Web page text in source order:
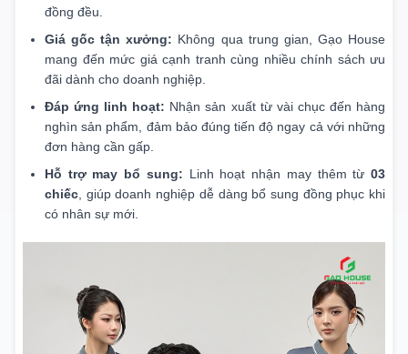
đồng đều.
Giá gốc tận xưởng: Không qua trung gian, Gạo House
mang đến mức giá cạnh tranh cùng nhiều chính sách ưu
đãi dành cho doanh nghiệp.
Đáp ứng linh hoạt: Nhận sản xuất từ vài chục đến hàng
nghìn sản phẩm, đảm bảo đúng tiến độ ngay cả với những
đơn hàng cần gấp.
Hỗ trợ may bổ sung: Linh hoạt nhận may thêm từ03
chiếc , giúp doanh nghiệp dễ dàng bổ sung đồng phục khi
có nhân sự mới.